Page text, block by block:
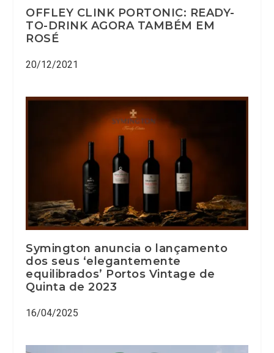
OFFLEY CLINK PORTONIC: READY-
TO-DRINK AGORA TAMBÉM EM
ROSÉ
20/12/2021
Symington anuncia o lançamento
dos seus ‘elegantemente
equilibrados’ Portos Vintage de
Quinta de 2023
16/04/2025